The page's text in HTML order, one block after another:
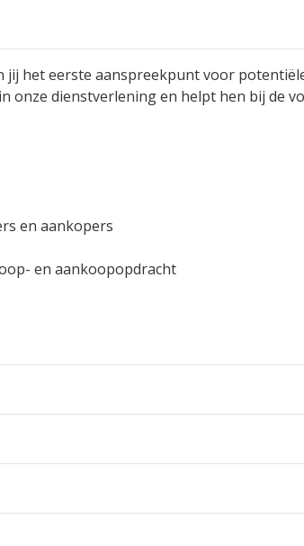
jij het eerste aanspreekpunt voor
onze dienstverlening en helpt hen bij de
en aankopers
en aankoopopdracht